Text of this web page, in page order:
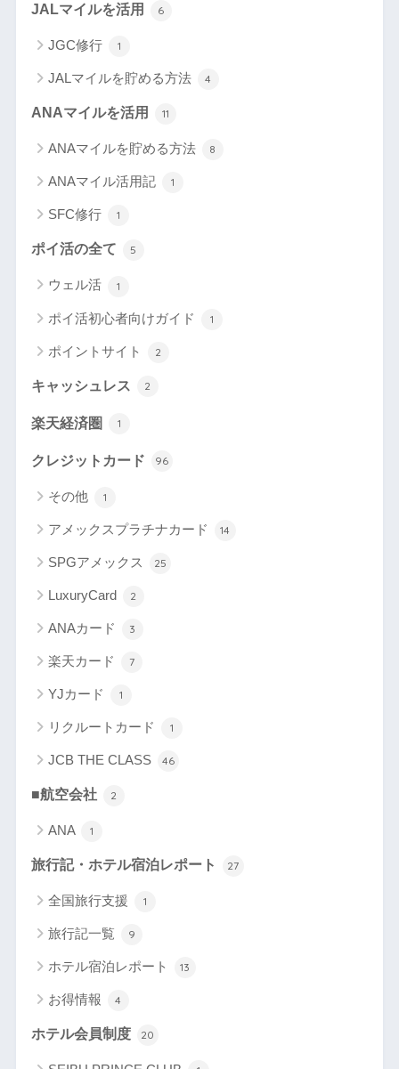
JALマイルを活用 6
JGC修行 1
JALマイルを貯める方法 4
ANAマイルを活用 11
ANAマイルを貯める方法 8
ANAマイル活用記 1
SFC修行 1
ポイ活の全て 5
ウェル活 1
ポイ活初心者向けガイド 1
ポイントサイト 2
キャッシュレス 2
楽天経済圏 1
クレジットカード 96
その他 1
アメックスプラチナカード 14
SPGアメックス 25
LuxuryCard 2
ANAカード 3
楽天カード 7
YJカード 1
リクルートカード 1
JCB THE CLASS 46
■航空会社 2
ANA 1
旅行記・ホテル宿泊レポート 27
全国旅行支援 1
旅行記一覧 9
ホテル宿泊レポート 13
お得情報 4
ホテル会員制度 20